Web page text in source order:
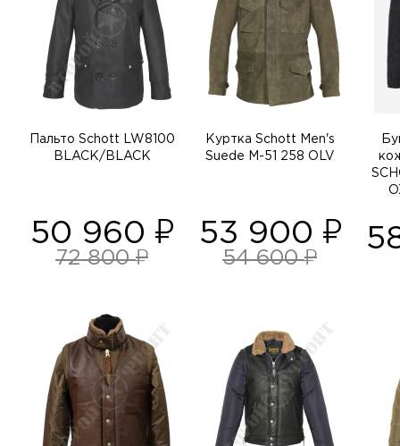
Пальто Schott LW8100
BLACK/BLACK
50 960
72 800
Куртка Schott Men's
Suede M-51 258 OLV
53 900
54 600